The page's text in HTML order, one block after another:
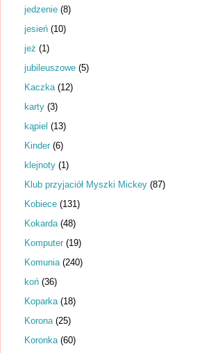
jedzenie (8)
jesień (10)
jeż (1)
jubileuszowe (5)
Kaczka (12)
karty (3)
kąpiel (13)
Kinder (6)
klejnoty (1)
Klub przyjaciół Myszki Mickey (87)
Kobiece (131)
Kokarda (48)
Komputer (19)
Komunia (240)
koń (36)
Koparka (18)
Korona (25)
Koronka (60)